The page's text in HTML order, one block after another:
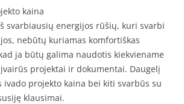
kaina
svarbiausių energijos rūšių, kuri svarbi
nebūtų kuriamas komfortiškas
ja būtų galima naudotis kiekviename
projektai ir dokumentai. Daugelį
projekto kaina bei kiti svarbūs su
klausimai.